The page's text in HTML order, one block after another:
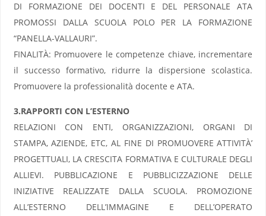
DI FORMAZIONE DEI DOCENTI E DEL PERSONALE ATA
PROMOSSI DALLA SCUOLA POLO PER LA FORMAZIONE
“PANELLA-VALLAURI”.
FINALITÀ: Promuovere le competenze chiave, incrementare
il successo formativo, ridurre la dispersione scolastica.
Promuovere la professionalità docente e ATA.
3.RAPPORTI CON L’ESTERNO
RELAZIONI CON ENTI, ORGANIZZAZIONI, ORGANI DI
STAMPA, AZIENDE, ETC, AL FINE DI PROMUOVERE ATTIVITÀ’
PROGETTUALI, LA CRESCITA FORMATIVA E CULTURALE DEGLI
ALLIEVI. PUBBLICAZIONE E PUBBLICIZZAZIONE DELLE
INIZIATIVE REALIZZATE DALLA SCUOLA. PROMOZIONE
ALL’ESTERNO DELL’IMMAGINE E DELL’OPERATO